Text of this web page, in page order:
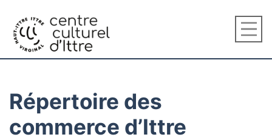
Répertoire des
commerce d’Ittre